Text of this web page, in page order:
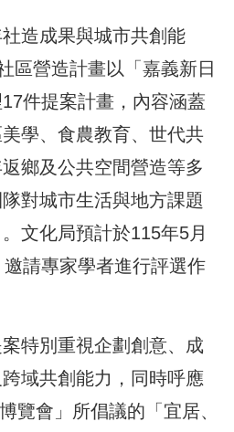
造成果與城市共創能
區營造計畫以「嘉義新日
件提案計畫，內容涵蓋
學、食農教育、世代共
鄉及公共空間營造等多
對城市生活與地方課題
文化局預計於115年5月
請專家學者進行評選作
特別重視企劃創意、成
域共創能力，同時呼應
覽會」所倡議的「宜居、